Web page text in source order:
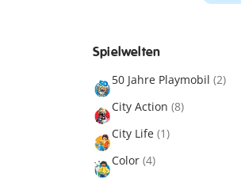
Spielwelten
50 Jahre Playmobil (2)
City Action (8)
City Life (1)
Color (4)